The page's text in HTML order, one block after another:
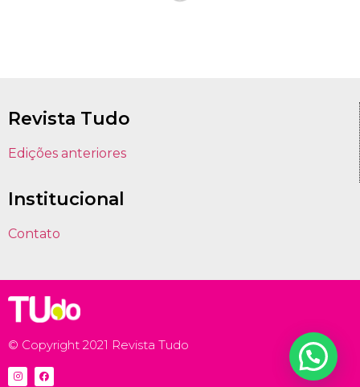
Revista Tudo
Edições anteriores
Institucional
Contato
© Copyright 2021 Revista Tudo